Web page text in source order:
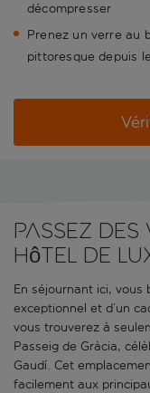
décompresser
Prenez un verre au
pittoresque depuis
Passez
hôtel de
En séjournant ici, vous
exceptionnel et d’un
vous trouverez à
Passeig de Gràcia,
Gaudí. Cet
facilement aux